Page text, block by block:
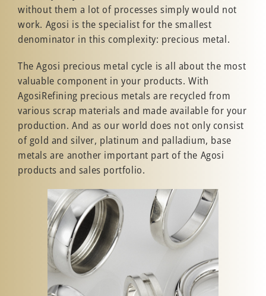
without them a lot of processes simply would not
work. Agosi is the specialist for the smallest
denominator in this complexity: precious metal.
The Agosi precious metal cycle is all about the most
valuable component in your products. With
AgosiRefining precious metals are recycled from
various scrap materials and made available for your
production. And as our world does not only consist
of gold and silver, platinum and palladium, base
metals are another important part of the Agosi
products and sales portfolio.